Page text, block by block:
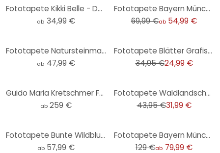
Fototapete Kikki Belle - Der Bärenkönig - Rund - Selbstklebend/Vlies
ab 34,99 €
Fototapete Bayern München Stadion Mia san mia
69,99 €ab 54,99 €
Fototapete Natursteinmauer
ab 47,99 €
Fototapete Blätter Grafisch Vliestapete Modern matt in Beige 2,70 x 1,59 m
34,95 €24,99 €
Guido Maria Kretschmer Fototapete Art Edition Holunderblüten beige
ab 259 €
Fototapete Waldlandschaft Kiefern Grau Grün – Vliestapete erweiterbar
43,95 €31,99 €
Fototapete Bunte Wildblumen - Blumentapete - UN Designs
ab 57,99 €
Fototapete Bayern München Stadion Choreo Pack Mas
129 €ab 79,99 €